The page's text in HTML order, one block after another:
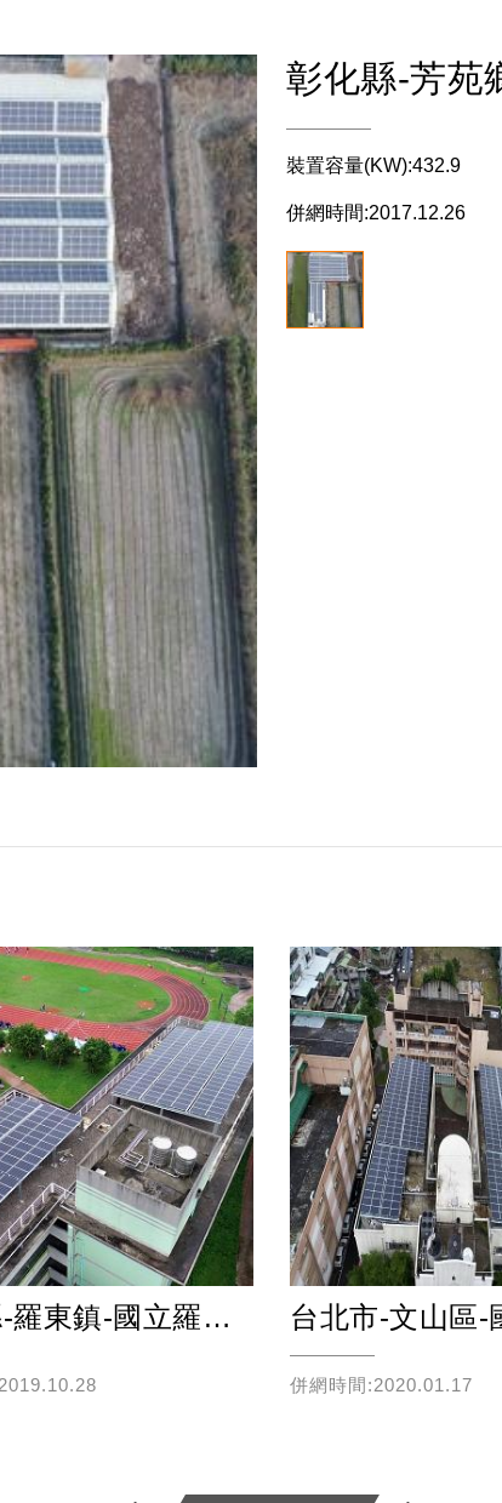
彰化縣-芳苑
裝置容量(KW):432.9
併網時間:2017.12.26
宜蘭縣-羅東鎮-國立羅東高級商業職業學校
併網時間:2020.01.17